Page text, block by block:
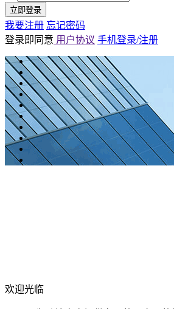
立即登录
我要注册 忘记密码
登录即同意 用户协议 手机登录/注册
欢迎光临